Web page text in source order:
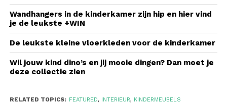
Wandhangers in de kinderkamer zijn hip en hier vind
je de leukste +WIN
De leukste kleine vloerkleden voor de kinderkamer
Wil jouw kind dino’s en jij mooie dingen? Dan moet je
deze collectie zien
RELATED TOPICS: FEATURED, INTERIEUR, KINDERMEUBELS